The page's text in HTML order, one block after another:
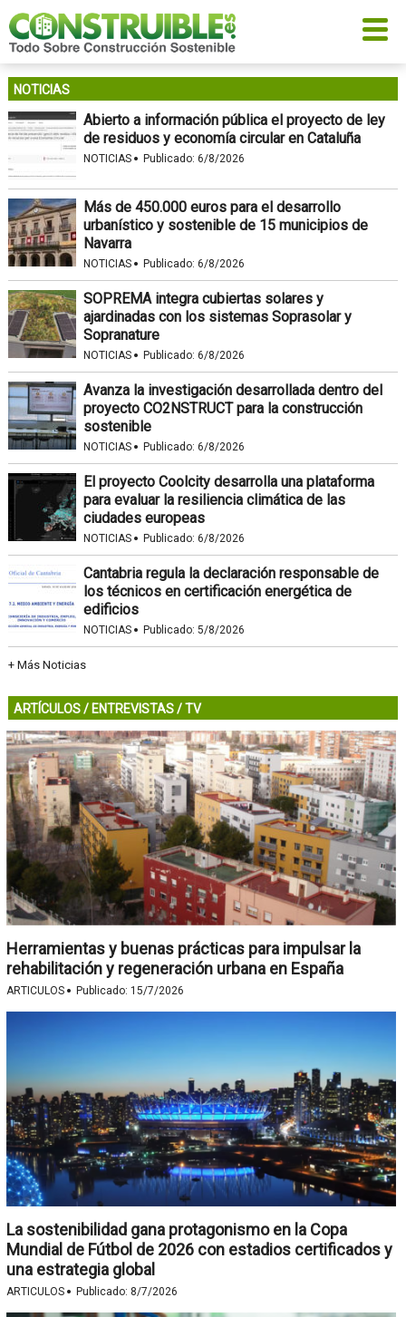
NOTICIAS
Abierto a información pública el proyecto de ley
de residuos y economía circular en Cataluña
NOTICIAS · Publicado: 6/8/2026
Más de 450.000 euros para el desarrollo
urbanístico y sostenible de 15 municipios de
Navarra
NOTICIAS · Publicado: 6/8/2026
SOPREMA integra cubiertas solares y
ajardinadas con los sistemas Soprasolar y
Sopranature
NOTICIAS · Publicado: 6/8/2026
Avanza la investigación desarrollada dentro del
proyecto CO2NSTRUCT para la construcción
sostenible
NOTICIAS · Publicado: 6/8/2026
El proyecto Coolcity desarrolla una plataforma
para evaluar la resiliencia climática de las
ciudades europeas
NOTICIAS · Publicado: 6/8/2026
Cantabria regula la declaración responsable de
los técnicos en certificación energética de
edificios
NOTICIAS · Publicado: 5/8/2026
+ Más Noticias
ARTÍCULOS/ ENTREVISTAS/TV
Herramientas y buenas prácticas para impulsar la
rehabilitación y regeneración urbana en España
ARTICULOS · Publicado: 15/7/2026
La sostenibilidad gana protagonismo en la Copa
Mundial de Fútbol de 2026 con estadios certificados y
una estrategia global
ARTICULOS · Publicado: 8/7/2026